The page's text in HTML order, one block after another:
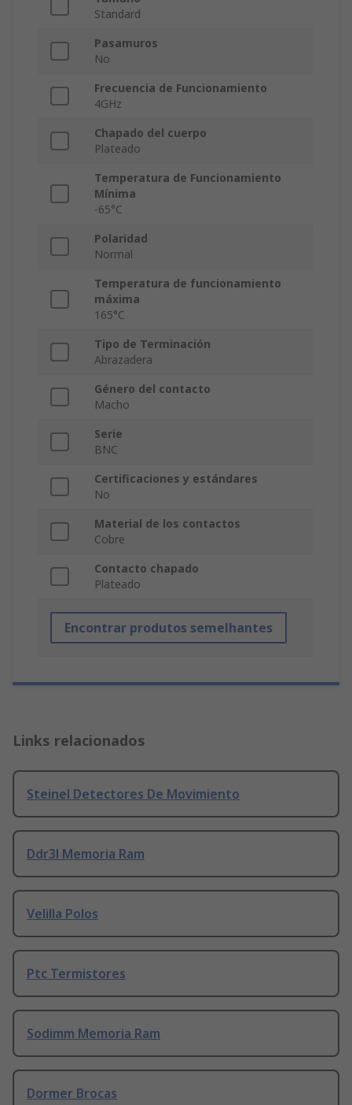
Standard
Pasamuros
No
Frecuencia de Funcionamiento
4GHz
Chapado del cuerpo
Plateado
Temperatura de Funcionamiento
Mínima
-65°C
Polaridad
Normal
Temperatura de funcionamiento
máxima
165°C
Tipo de Terminación
Abrazadera
Género del contacto
Macho
Serie
BNC
Certificaciones y estándares
No
Material de los contactos
Cobre
Contacto chapado
Plateado
Encontrar produtos semelhantes
Links relacionados
Steinel Detectores De Movimiento
Ddr3l Memoria Ram
Velilla Polos
Ptc Termistores
Sodimm Memoria Ram
Dormer Brocas